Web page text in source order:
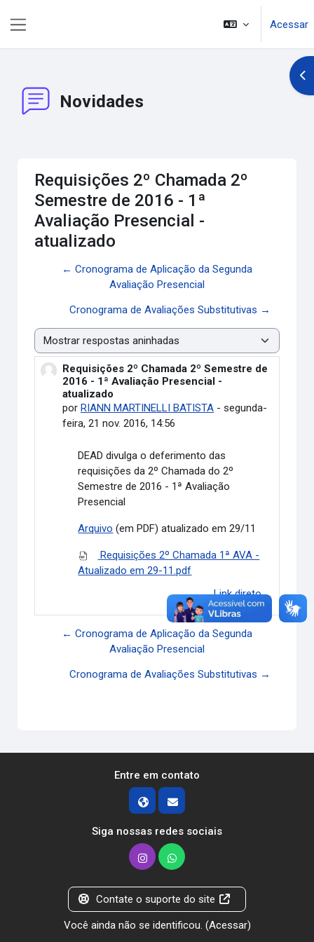
Acessar
Novidades
Requisições 2º Chamada 2º
Semestre de 2016 - 1ª
Avaliação Presencial -
atualizado
← Cronograma de Aplicação da Segunda
Avaliação Presencial
Cronograma de Avaliações Substitutivas →
Modo de visualização
Requisições 2º Chamada 2º Semestre de
2016 - 1ª Avaliação Presencial -
atualizado
por RIANN MARTINELLI BATISTA- segunda-
feira, 21 nov. 2016, 14:56
Número de respostas: 0
DEAD divulga o deferimento das
requisições da 2º Chamada do 2º
Semestre de 2016 - 1ª Avaliação
Presencial
Arquivo (em PDF) atualizado em 29/11
Requisições 2º Chamada 1ª AVA -
Atualizado em 29-11.pdf
Link direto
← Cronograma de Aplicação da Segunda
Avaliação Presencial
Cronograma de Avaliações Substitutivas →
Entre em contato
Siga nossas redes sociais
Contate o suporte do site
Você ainda não se identificou. (Acessar)